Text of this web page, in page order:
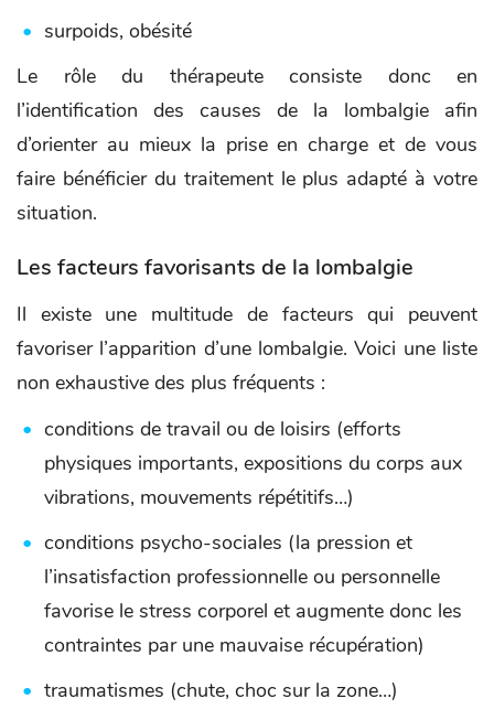
surpoids, obésité
Le rôle du thérapeute consiste donc en
l’identification des causes de la lombalgie afin
d’orienter au mieux la prise en charge et de vous
faire bénéficier du traitement le plus adapté à votre
situation.
Les facteurs favorisants de la lombalgie
Il existe une multitude de facteurs qui peuvent
favoriser l’apparition d’une lombalgie. Voici une liste
non exhaustive des plus fréquents :
conditions de travail ou de loisirs (efforts
physiques importants, expositions du corps aux
vibrations, mouvements répétitifs…)
conditions psycho-sociales (la pression et
l’insatisfaction professionnelle ou personnelle
favorise le stress corporel et augmente donc les
contraintes par une mauvaise récupération)
traumatismes (chute, choc sur la zone…)